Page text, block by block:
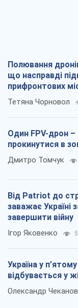
Полювання
що насправді
прифронтових
Тетяна Чорновол
Один FPV-дрон –
прокинутися в
Дмитро Томчук
Від Patriot до
заважає Україні
завершити війну
Ігор Яковенко
Україна у
відбувається у
Олександр Чеканов